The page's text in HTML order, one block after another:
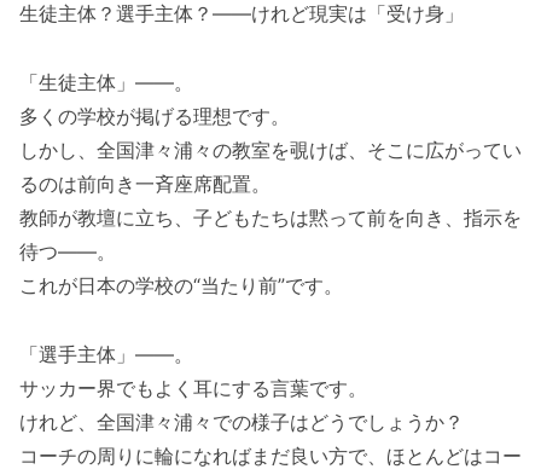
生徒主体？選手主体？――けれど現実は「受け身」
「生徒主体」――。
多くの学校が掲げる理想です。
しかし、全国津々浦々の教室を覗けば、そこに広がってい
るのは前向き一斉座席配置。
教師が教壇に立ち、子どもたちは黙って前を向き、指示を
待つ――。
これが日本の学校の“当たり前”です。
「選手主体」――。
サッカー界でもよく耳にする言葉です。
けれど、全国津々浦々での様子はどうでしょうか？
コーチの周りに輪になればまだ良い方で、ほとんどはコー